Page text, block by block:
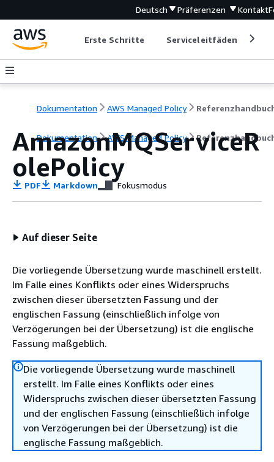
Deutsch Präferenzen Kontakt
Erste Schritte Serviceleitfäden
Dokumentation AWS Managed Policy
Dokumentation AWS Managed Policy
AmazonMQServiceR
olePolicy
PDF Markdown Fokusmodus
Auf dieser Seite
Die vorliegende Übersetzung wurde maschinell erstellt.
Im Falle eines Konflikts oder eines Widerspruchs
zwischen dieser übersetzten Fassung und der
englischen Fassung (einschließlich infolge von
Verzögerungen bei der Übersetzung) ist die englische
Fassung maßgeblich.
Die vorliegende Übersetzung wurde maschinell
erstellt. Im Falle eines Konflikts oder eines
Widerspruchs zwischen dieser übersetzten Fassung
und der englischen Fassung (einschließlich infolge
von Verzögerungen bei der Übersetzung) ist die
englische Fassung maßgeblich.